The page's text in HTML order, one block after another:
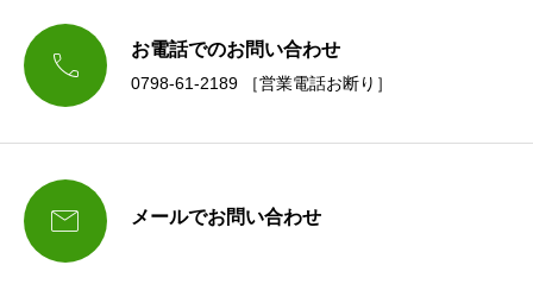
 お電話でのお問い合わせ
0798-61-2189 ［営業電話お断り］
 メールでお問い合わせ